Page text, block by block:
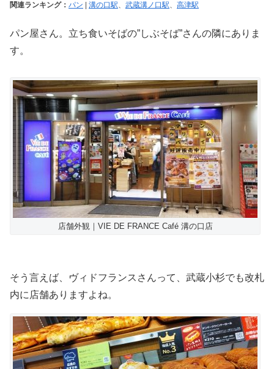
関連ランキング： パン 溝の口駅、 武蔵溝ノ口駅、 高津駅
パン屋さん。立ち食いそばの”しぶそば”さんの隣にありま
す。
店舗外観｜VIE DE FRANCE Café 溝の口店
そう言えば、ヴィドフランスさんって、武蔵小杉でも改札
内に店舗ありますよね。